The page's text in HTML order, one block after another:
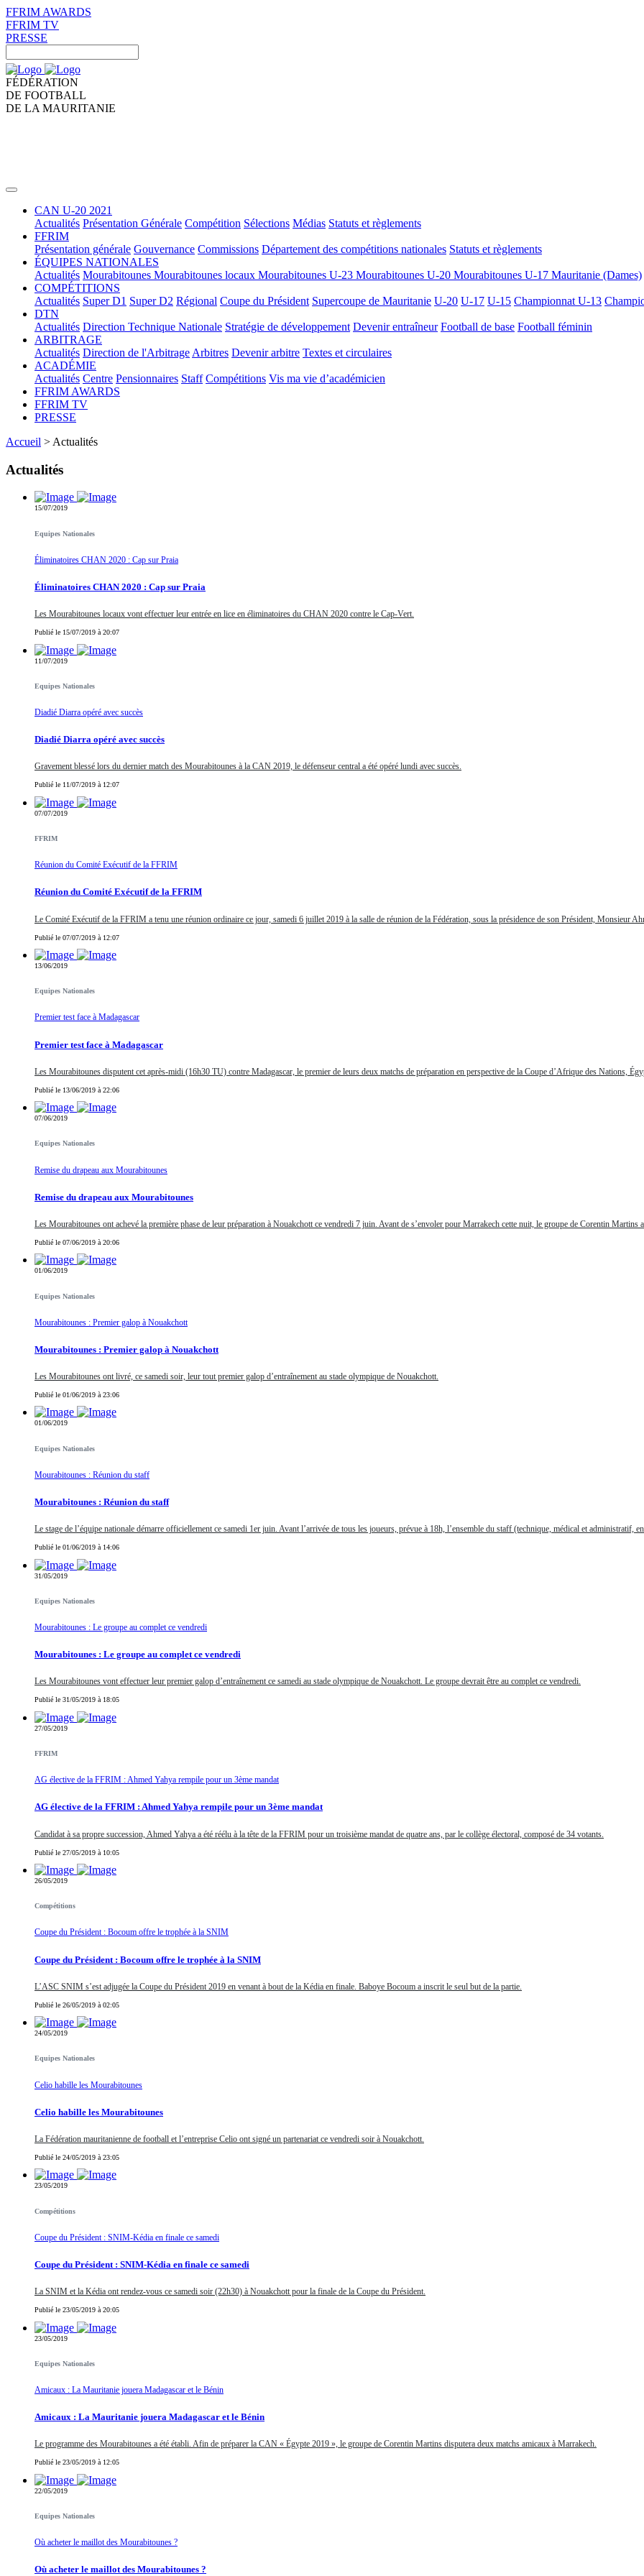
FFRIM AWARDS
FFRIM TV
PRESSE
FÉDÉRATION
DE FOOTBALL
DE LA MAURITANIE
CAN U-20 2021
Actualités Présentation Générale Compétition Sélections Médias Statuts et règlements
FFRIM
Présentation générale Gouvernance Commissions Département des compétitions nationales Statuts et règlements
ÉQUIPES NATIONALES
Actualités Mourabitounes Mourabitounes locaux Mourabitounes U-23 Mourabitounes U-20 Mourabitounes U-17 Mauritanie (Dames)
COMPÉTITIONS
Actualités Super D1 Super D2 Régional Coupe du Président Supercoupe de Mauritanie U-20 U-17 U-15 Championnat U-13
DTN
Actualités Direction Technique Nationale Stratégie de développement Devenir entraîneur Football de base Football féminin
ARBITRAGE
Actualités Direction de l'Arbitrage Arbitres Devenir arbitre Textes et circulaires
ACADÉMIE
Actualités Centre Pensionnaires Staff Compétitions Vis ma vie d’académicien
FFRIM AWARDS
FFRIM TV
PRESSE
Accueil > Actualités
Actualités
15/07/2019
Equipes Nationales
Éliminatoires CHAN 2020 : Cap sur Praia
Éliminatoires CHAN 2020 : Cap sur Praia
Les Mourabitounes locaux vont effectuer leur entrée en lice en éliminatoires du CHAN 2020 contre le Cap-Vert.
Publié le 15/07/2019 à 20:07
11/07/2019
Equipes Nationales
Diadié Diarra opéré avec succès
Diadié Diarra opéré avec succès
Gravement blessé lors du dernier match des Mourabitounes à la CAN 2019, le défenseur central a été opéré lundi avec succès.
Publié le 11/07/2019 à 12:07
07/07/2019
FFRIM
Réunion du Comité Exécutif de la FFRIM
Réunion du Comité Exécutif de la FFRIM
Le Comité Exécutif de la FFRIM a tenu une réunion ordinaire ce jour, samedi 6 juillet 2019 à la salle de réunion de la Fédération, sous la présidence de son Président, Monsieur
Publié le 07/07/2019 à 12:07
13/06/2019
Equipes Nationales
Premier test face à Madagascar
Premier test face à Madagascar
Les Mourabitounes disputent cet après-midi (16h30 TU) contre Madagascar, le premier de leurs deux matchs de préparation en perspective de la Coupe d’Afrique des Nations,
Publié le 13/06/2019 à 22:06
07/06/2019
Equipes Nationales
Remise du drapeau aux Mourabitounes
Remise du drapeau aux Mourabitounes
Les Mourabitounes ont achevé la première phase de leur préparation à Nouakchott ce vendredi 7 juin. Avant de s’envoler pour Marrakech cette nuit, le groupe de Corentin Martins
Publié le 07/06/2019 à 20:06
01/06/2019
Equipes Nationales
Mourabitounes : Premier galop à Nouakchott
Mourabitounes : Premier galop à Nouakchott
Les Mourabitounes ont livré, ce samedi soir, leur tout premier galop d’entraînement au stade olympique de Nouakchott.
Publié le 01/06/2019 à 23:06
01/06/2019
Equipes Nationales
Mourabitounes : Réunion du staff
Mourabitounes : Réunion du staff
Le stage de l’équipe nationale démarre officiellement ce samedi 1er juin. Avant l’arrivée de tous les joueurs, prévue à 18h, l’ensemble du staff (technique, médical et administratif,
Publié le 01/06/2019 à 14:06
31/05/2019
Equipes Nationales
Mourabitounes : Le groupe au complet ce vendredi
Mourabitounes : Le groupe au complet ce vendredi
Les Mourabitounes vont effectuer leur premier galop d’entraînement ce samedi au stade olympique de Nouakchott. Le groupe devrait être au complet ce vendredi.
Publié le 31/05/2019 à 18:05
27/05/2019
FFRIM
AG élective de la FFRIM : Ahmed Yahya rempile pour un 3ème mandat
AG élective de la FFRIM : Ahmed Yahya rempile pour un 3ème mandat
Candidat à sa propre succession, Ahmed Yahya a été réélu à la tête de la FFRIM pour un troisième mandat de quatre ans, par le collège électoral, composé de 34 votants.
Publié le 27/05/2019 à 10:05
26/05/2019
Compétitions
Coupe du Président : Bocoum offre le trophée à la SNIM
Coupe du Président : Bocoum offre le trophée à la SNIM
L’ASC SNIM s’est adjugée la Coupe du Président 2019 en venant à bout de la Kédia en finale. Baboye Bocoum a inscrit le seul but de la partie.
Publié le 26/05/2019 à 02:05
24/05/2019
Equipes Nationales
Celio habille les Mourabitounes
Celio habille les Mourabitounes
La Fédération mauritanienne de football et l’entreprise Celio ont signé un partenariat ce vendredi soir à Nouakchott.
Publié le 24/05/2019 à 23:05
23/05/2019
Compétitions
Coupe du Président : SNIM-Kédia en finale ce samedi
Coupe du Président : SNIM-Kédia en finale ce samedi
La SNIM et la Kédia ont rendez-vous ce samedi soir (22h30) à Nouakchott pour la finale de la Coupe du Président.
Publié le 23/05/2019 à 20:05
23/05/2019
Equipes Nationales
Amicaux : La Mauritanie jouera Madagascar et le Bénin
Amicaux : La Mauritanie jouera Madagascar et le Bénin
Le programme des Mourabitounes a été établi. Afin de préparer la CAN « Égypte 2019 », le groupe de Corentin Martins disputera deux matchs amicaux à Marrakech.
Publié le 23/05/2019 à 12:05
22/05/2019
Equipes Nationales
Où acheter le maillot des Mourabitounes ?
Où acheter le maillot des Mourabitounes ?